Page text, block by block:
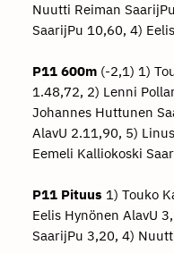
Nuutti Reiman
SaarijPu 10,60, 4)
P11 600m(-2,1) 1)
1.48,72, 2) Lenni
Johannes Huttunen
AlavU 2.11,90, 5)
Eemeli Kalliokoski
P11 Pituus 1) Touko
Eelis Hynönen AlavU
SaarijPu 3,20, 4)